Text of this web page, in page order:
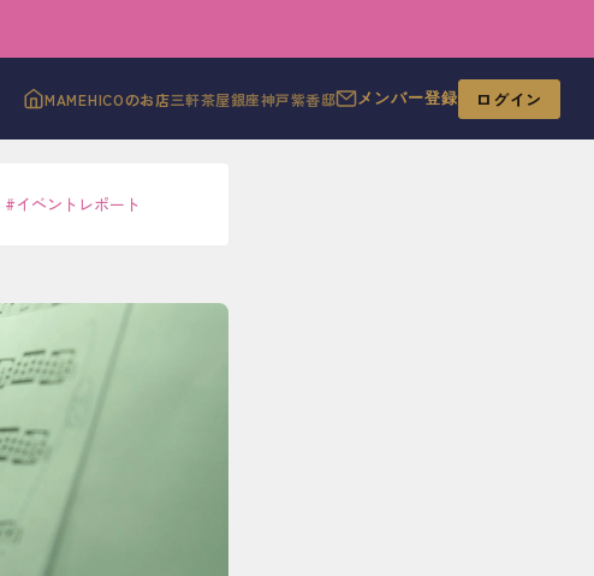
MAMEHICOのお店三軒茶屋銀座神戸紫香邸 メンバー登録 ログイン
#イベントレポート